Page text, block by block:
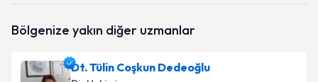
Bölgenize yakın diğer uzmanlar
Dt. Tülin Coşkun Dedeoğlu